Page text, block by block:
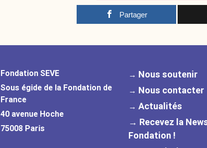
Partager
Fondation SEVE
Sous égide de la Fondation de
France
40 avenue Hoche
75008 Paris
→ Nous soutenir
→ Nous contacter
→ Actualités
→ Recevez la
Fondation !